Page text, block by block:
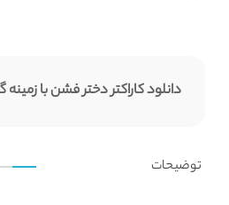
دانلود کاراکتر دختر فشن با زمینه
توضیحات